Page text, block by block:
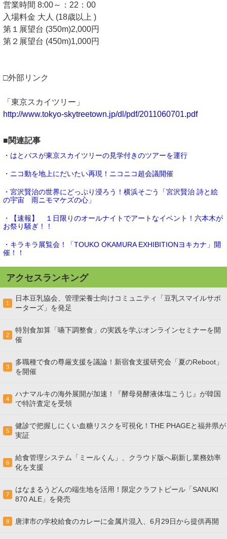
営業時間 8:00～：22：00
入場料金 大人 (18歳以上 )
第１展望台 (350m)2,000円
第２展望台 (450m)1,000円
□外部リンク
「東京スカイツリー」
http://www.tokyo-skytreetown.jp/dl/pdf/2011060701.pdf
■関連記事
・はとバスが東京スカイツリーの見学付きのツアーを運行
・ニコ動を地上にだいたい再現！ニコニコ超会議開催
・宮沢賢治の世界にどっぷり浸ろう！横浜そごう「宮沢賢治 詩と絵
の宇宙 雨ニモマケズの心」
・【速報】 １日限りのオールナイトでアートなイベント！六本木が
お祭り騒ぎ！！
・キラキラ展覧会！「TOUKO OKAMURA EXHIBITIONヨキカナ」開
催！！
アクセスランキング
1
日本豆乳協会、管理栄養士向けコミュニティ「豆乳スマイルサポ
ーターズ」を発足
2
特別食加算「嚥下調整食」の実践を学ぶオンラインセミナーを開
催
3
多職種で食の尊厳支援を議論！新宿食支援研究会「夏のReboot」
を開催
4
ハナマルキの海外展開が加速！『酵母発酵液体塩こうじ』が韓国
で特許査定を受領
5
健診で把握しにくい血糖リスクを可視化！THE PHAGEと福井県が
実証
6
給食管理システム「ミールくん」、クラウド版へ刷新し業務効率
化を支援
7
はなまるうどんの端生地を活用！限定クラフトビール「SANUKI
870 ALE」を発売
8 唐津市の学校給食のカレーに金属片混入、6月29日から提供再開